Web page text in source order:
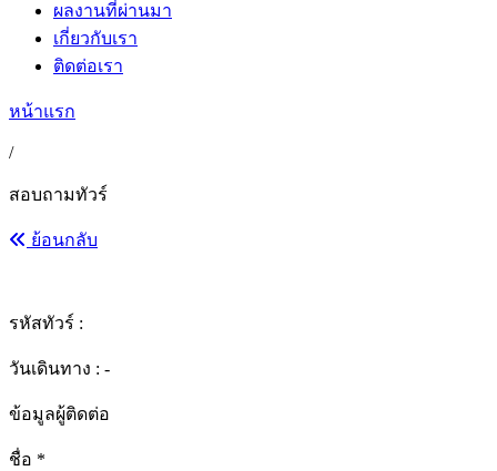
ผลงานที่ผ่านมา
เกี่ยวกับเรา
ติดต่อเรา
หน้าแรก
/
สอบถามทัวร์
ย้อนกลับ
รหัสทัวร์ :
วันเดินทาง : -
ข้อมูลผู้ติดต่อ
ชื่อ *